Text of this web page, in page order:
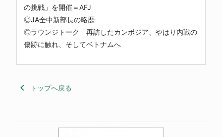
の挑戦」を開催＝AFJ
◎JA全中新部長の略歴
◎ラウンジトーク 再訪したカンボジア、やはり内戦の
傷跡に触れ、そしてベトナムへ
keyboard_arrow_left トップへ戻る